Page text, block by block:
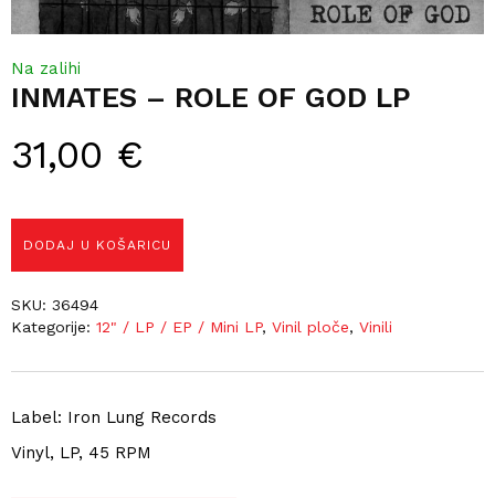
INMATES – ROLE OF GOD LP
31,00 €
Label: Iron Lung Records
Vinyl, LP, 45 RPM
Na zalihi
DODAJ U KOŠARICU
SKU: 36494
Kategorije: 12" / LP / EP / Mini LP, Vinil ploče, Vinili